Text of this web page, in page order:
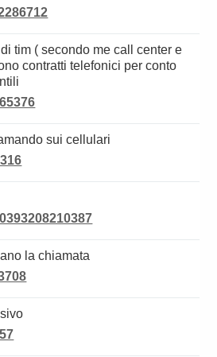
contratti telefonici per conto
sui cellulari
0393208210387
la chiamata